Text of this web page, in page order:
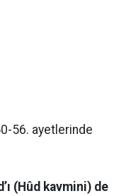
56. ayetlerinde
(Hûd kavmini) de